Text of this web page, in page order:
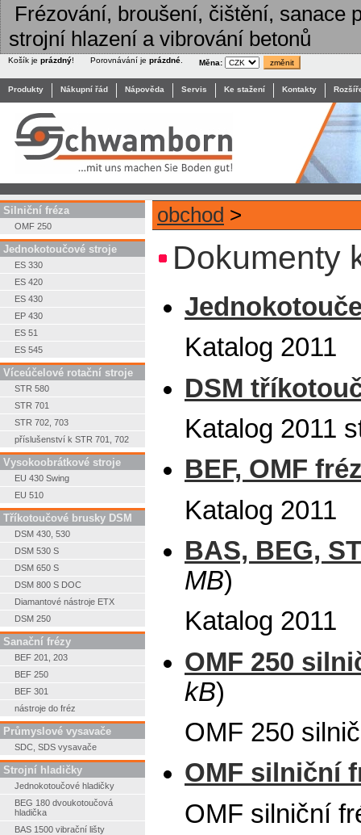
Frézování, broušení, čištění, sanace
strojní hlazení a vibrování betonů
Košík je prázdný! Porovnávání je prázdné Měna:
Produkty Nákupní řád Nápověda Servis Ke stažení Kontakty
Silniční fréza
OMF 250
Jednokotoučové stroje
ES 330
ES 420
ES 430
EP 430
ES 51
ES 545
Víceúčelové rotační stroje
STR 580
STR 701
STR 702, 703
příslušenství k STR 701, 702
Vysokoobrátkové stroje
EU 430 Swing
EU 510
Tříkotoučové brusky DSM
DSM 430, 530
DSM 530 S
DSM 650 S
DSM 800 S DOC
Diamantové nástroje ETX
DSM 250
Sanační frézy
BEF 201, 203
BEF 250
BEF 301
nástroje do fréz
Průmyslové vysavače
SDC, SDS vysavače
Strojní hladičky
Jednokotoučové hladičky
BEG 180 dvoukotoučová
hladička
BAS 1500 vibrační lišty
obchod >
Dokumenty
Katalog 2011
DSM
Katalog 2011
BEF, OMF
Katalog 2011
BAS, BEG,
MB)
Katalog 2011
OMF 250
kB)
OMF 250
OMF silniční
OMF silniční